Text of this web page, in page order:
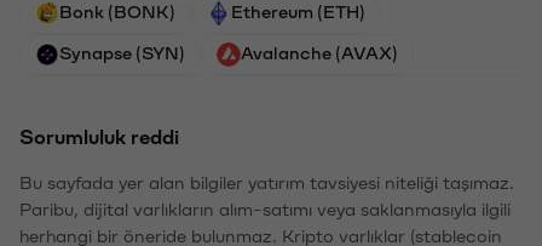
Bonk (BONK) Ethereum (ETH)
Synapse (SYN) Avalanche (AVAX)
Sorumluluk reddi
Bu sayfada yer alan bilgiler yatırım tavsiyesi niteliği taşımaz.
Paribu, dijital varlıkların alım-satımı veya saklanmasıyla ilgili
herhangi bir öneride bulunmaz. Kripto varlıklar (stablecoin